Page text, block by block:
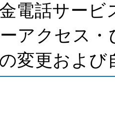
電話サー
ーアクセス
変更およ